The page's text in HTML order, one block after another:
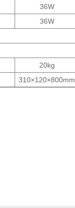
36W
36W
20kg
310×120×800mm